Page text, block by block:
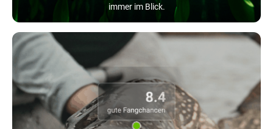
immer im Blick.